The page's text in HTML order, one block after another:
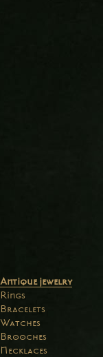
Antique jewelry
Rings
Bracelets
Watches
Brooches
Necklaces